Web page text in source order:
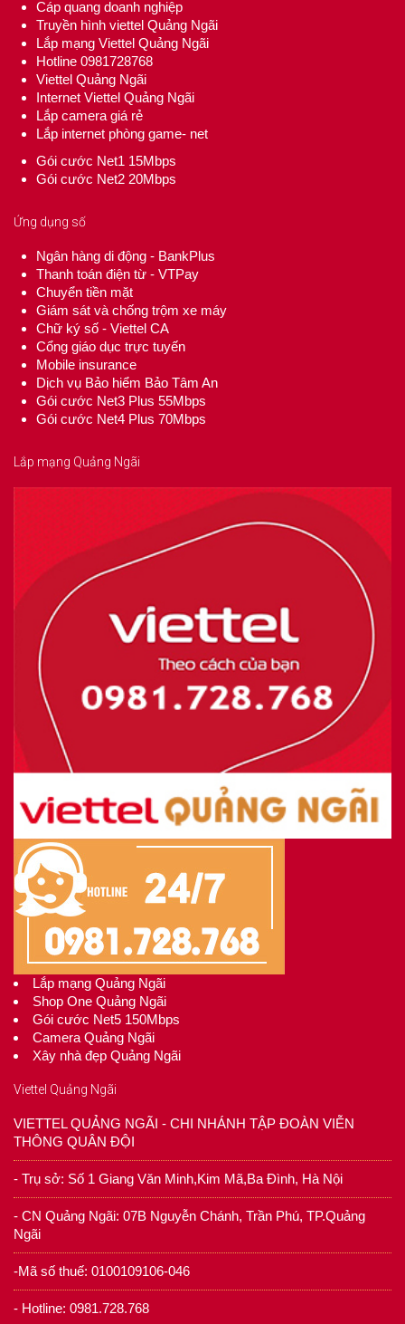
Cáp quang doanh nghiệp
Truyền hình viettel Quảng Ngãi
Lắp mạng Viettel Quảng Ngãi
Hotline 0981728768
Viettel Quảng Ngãi
Internet Viettel Quảng Ngãi
Lắp camera giá rẻ
Lắp internet phòng game- net
Gói cước Net1 15Mbps
Gói cước Net2 20Mbps
Ứng dụng số
Ngân hàng di động - BankPlus
Thanh toán điện từ - VTPay
Chuyển tiền mặt
Giám sát và chống trộm xe máy
Chữ ký số - Viettel CA
Cổng giáo dục trực tuyến
Mobile insurance
Dịch vụ Bảo hiểm Bảo Tâm An
Gói cước Net3 Plus 55Mbps
Gói cước Net4 Plus 70Mbps
Lắp mạng Quảng Ngãi
Lắp mạng Quảng Ngãi
Shop One Quảng Ngãi
Gói cước Net5 150Mbps
Camera Quảng Ngãi
Xây nhà đẹp Quảng Ngãi
Viettel Quảng Ngãi
VIETTEL QUẢNG NGÃI - CHI NHÁNH TẬP ĐOÀN VIỄN
THÔNG QUÂN ĐỘI
- Trụ sở: Số 1 Giang Văn Minh,Kim Mã,Ba Đình, Hà Nội
- CN Quảng Ngãi: 07B Nguyễn Chánh, Trần Phú, TP.Quảng
Ngãi
-Mã số thuế: 0100109106-046
- Hotline: 0981.728.768